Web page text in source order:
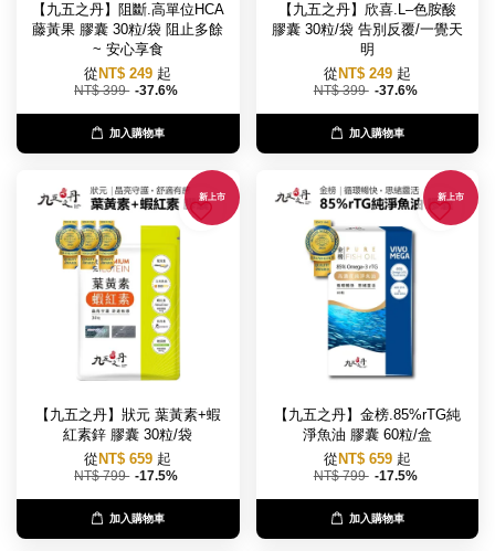
【九五之丹】阻斷.高單位HCA
藤黃果 膠囊 30粒/袋 阻止多餘
~ 安心享食
從 NT$ 249 起
NT$ 399 -37.6%
加入購物車
【九五之丹】欣喜.L–色胺酸
膠囊 30粒/袋 告別反覆/一覺天
明
從 NT$ 249 起
NT$ 399 -37.6%
加入購物車
新上市
【九五之丹】狀元 葉黃素+蝦
紅素鋅 膠囊 30粒/袋
從 NT$ 659 起
NT$ 799 -17.5%
加入購物車
新上市
【九五之丹】金榜.85%rTG純
淨魚油 膠囊 60粒/盒
從 NT$ 659 起
NT$ 799 -17.5%
加入購物車